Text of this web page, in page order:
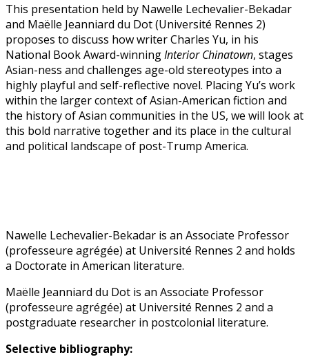
This presentation held by Nawelle Lechevalier-Bekadar
and Maëlle Jeanniard du Dot (Université Rennes 2)
proposes to discuss how writer Charles Yu, in his
National Book Award-winningInterior Chinatown, stages
Asian-ness and challenges age-old stereotypes into a
highly playful and self-reflective novel. Placing Yu’s work
within the larger context of Asian-American fiction and
the history of Asian communities in the US, we will look at
this bold narrative together and its place in the cultural
and political landscape of post-Trump America.
Nawelle Lechevalier-Bekadar is an Associate Professor
(professeure agrégée) at Université Rennes 2 and holds
a Doctorate in American literature.
Maëlle Jeanniard du Dot is an Associate Professor
(professeure agrégée) at Université Rennes 2 and a
postgraduate researcher in postcolonial literature.
Selective bibliography: